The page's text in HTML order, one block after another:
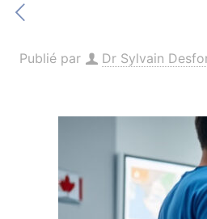
Publié par Dr Sylvain